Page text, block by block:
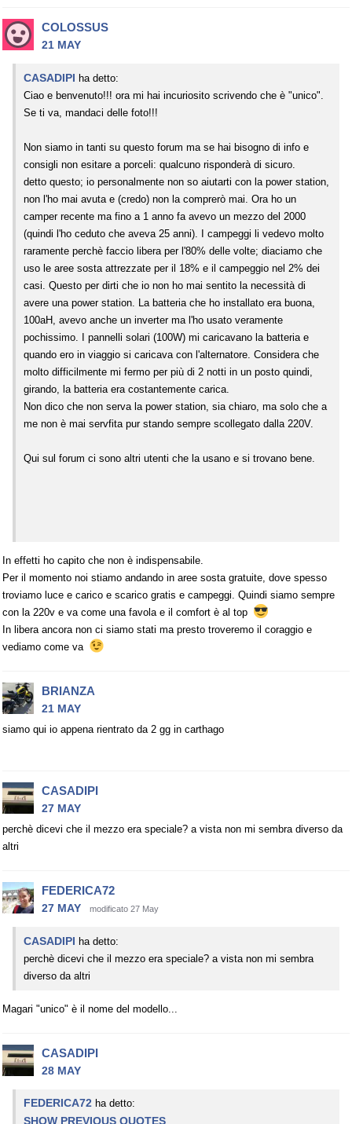
COLOSSUS
21 MAY
CASADIPI ha detto:
Ciao e benvenuto!!! ora mi hai incuriosito scrivendo che è "unico".
Se ti va, mandaci delle foto!!!
Non siamo in tanti su questo forum ma se hai bisogno di info e
consigli non esitare a porceli: qualcuno risponderà di sicuro.
detto questo; io personalmente non so aiutarti con la power station,
non l'ho mai avuta e (credo) non la comprerò mai. Ora ho un
camper recente ma fino a 1 anno fa avevo un mezzo del 2000
(quindi l'ho ceduto che aveva 25 anni). I campeggi li vedevo molto
raramente perchè faccio libera per l'80% delle volte; diaciamo che
uso le aree sosta attrezzate per il 18% e il campeggio nel 2% dei
casi. Questo per dirti che io non ho mai sentito la necessità di
avere una power station. La batteria che ho installato era buona,
100aH, avevo anche un inverter ma l'ho usato veramente
pochissimo. I pannelli solari (100W) mi caricavano la batteria e
quando ero in viaggio si caricava con l'alternatore. Considera che
molto difficilmente mi fermo per più di 2 notti in un posto quindi,
girando, la batteria era costantemente carica.
Non dico che non serva la power station, sia chiaro, ma solo che a
me non è mai servfita pur stando sempre scollegato dalla 220V.
Qui sul forum ci sono altri utenti che la usano e si trovano bene.
In effetti ho capito che non è indispensabile.
Per il momento noi stiamo andando in aree sosta gratuite, dove spesso
troviamo luce e carico e scarico gratis e campeggi. Quindi siamo sempre
con la 220v e va come una favola e il comfort è al top
In libera ancora non ci siamo stati ma presto troveremo il coraggio e
vediamo come va
BRIANZA
21 MAY
siamo qui io appena rientrato da 2 gg in carthago
CASADIPI
27 MAY
perchè dicevi che il mezzo era speciale? a vista non mi sembra diverso da
altri
FEDERICA72
27 MAY modificato 27 May
CASADIPI ha detto:
perchè dicevi che il mezzo era speciale? a vista non mi sembra
diverso da altri
Magari "unico" è il nome del modello...
CASADIPI
28 MAY
FEDERICA72 ha detto:
SHOW PREVIOUS QUOTES